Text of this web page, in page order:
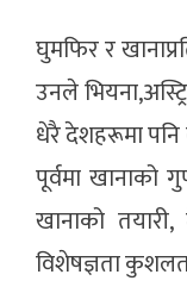
घुमफिर र
उनले
धेरै देशहरूमा पनि
पूर्वमा खानाको
खानाको
विशेषज्ञता